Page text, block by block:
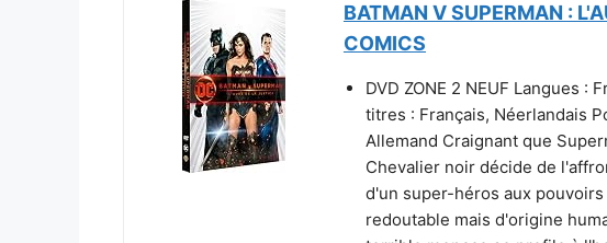
BATMAN V SUPERMAN :
COMICS
DVD ZONE 2 NEUF Langues :
titres : Français, Néerlandais
Allemand Craignant que
Chevalier noir décide de
d'un super-héros aux
redoutable mais d'origine